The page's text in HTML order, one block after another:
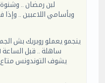
لبن رمضان .. وشنوة
وبأسامي اللاعبين ..
ينجمو يعملو روبريك بش
يشوف التوندونس